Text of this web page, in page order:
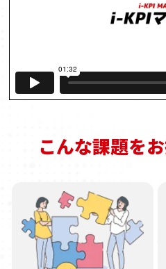
こんな課題を